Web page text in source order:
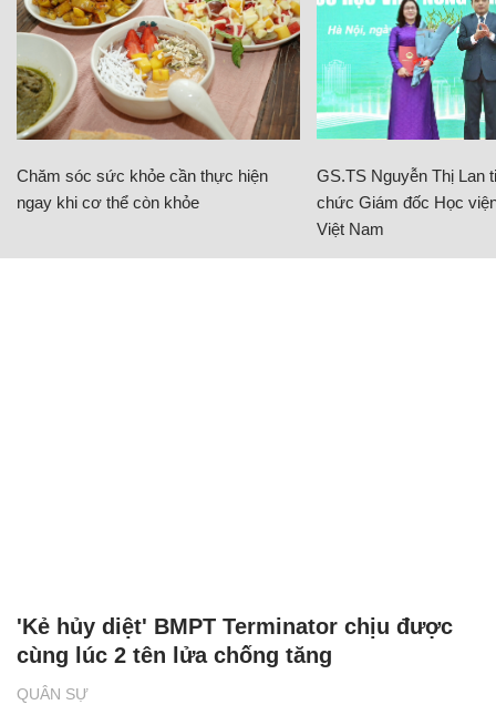
Chăm sóc sức khỏe cần thực hiện
ngay khi cơ thể còn khỏe
GS.TS Nguyễn Thị Lan
chức Giám đốc Học
Việt Nam
QUÂN SỰ
'Kẻ hủy diệt' BMPT Terminator chịu được
cùng lúc 2 tên lửa chống tăng